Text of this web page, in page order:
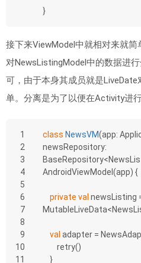
}
接下来ViewModel中就相对来就
对NewsListingModel中的数据进
可，由于本身其成员就是
单。分离是为了以便在Activity进行
1
2
3
4
5
6
7
8
9
10
11
class NewsVM(app:
newsRepository:
AndroidViewModel(app) {
private val newsListing
val adapter =
        retry()
    }